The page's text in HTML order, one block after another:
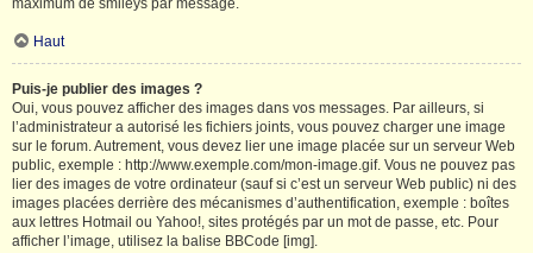
maximum de smileys par message.
Haut
Puis-je publier des images ?
Oui, vous pouvez afficher des images dans vos messages. Par ailleurs, si
l’administrateur a autorisé les fichiers joints, vous pouvez charger une image
sur le forum. Autrement, vous devez lier une image placée sur un serveur Web
public, exemple : http://www.exemple.com/mon-image.gif. Vous ne pouvez pas
lier des images de votre ordinateur (sauf si c’est un serveur Web public) ni des
images placées derrière des mécanismes d’authentification, exemple : boîtes
aux lettres Hotmail ou Yahoo!, sites protégés par un mot de passe, etc. Pour
afficher l’image, utilisez la balise BBCode [img].